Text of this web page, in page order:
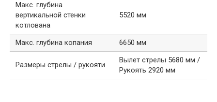
Макс. глубина
вертикальной стенки
котлована
5520 мм
Макс. глубина копания 6650 мм
Размеры стрелы / рукояти
Вылет стрелы 5680 мм /
Рукоять 2920 мм